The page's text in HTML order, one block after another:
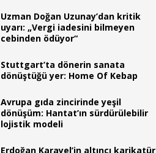
Uzman Doğan Uzunay’dan kritik
uyarı: „Vergi iadesini bilmeyen
cebinden ödüyor“
Stuttgart’ta dönerin sanata
dönüştüğü yer: Home Of Kebap
Avrupa gıda zincirinde yeşil
dönüşüm: Hantat’ın sürdürülebilir
lojistik modeli
Erdoğan Karayel’in altıncı karikatür